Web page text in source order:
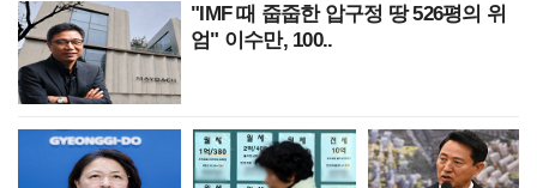
"IMF 때 줍줍한 압구정 땅 526평의 위
엄" 이수만, 100..